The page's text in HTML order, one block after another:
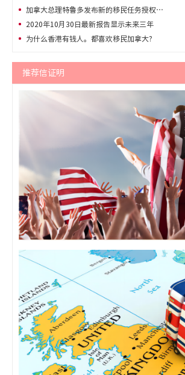
加拿大总理特鲁多发布新的移民任务授权…
2020年10月30日最新报告显示未来三年
为什么香港有钱人。都喜欢移民加拿大?
推荐信证明